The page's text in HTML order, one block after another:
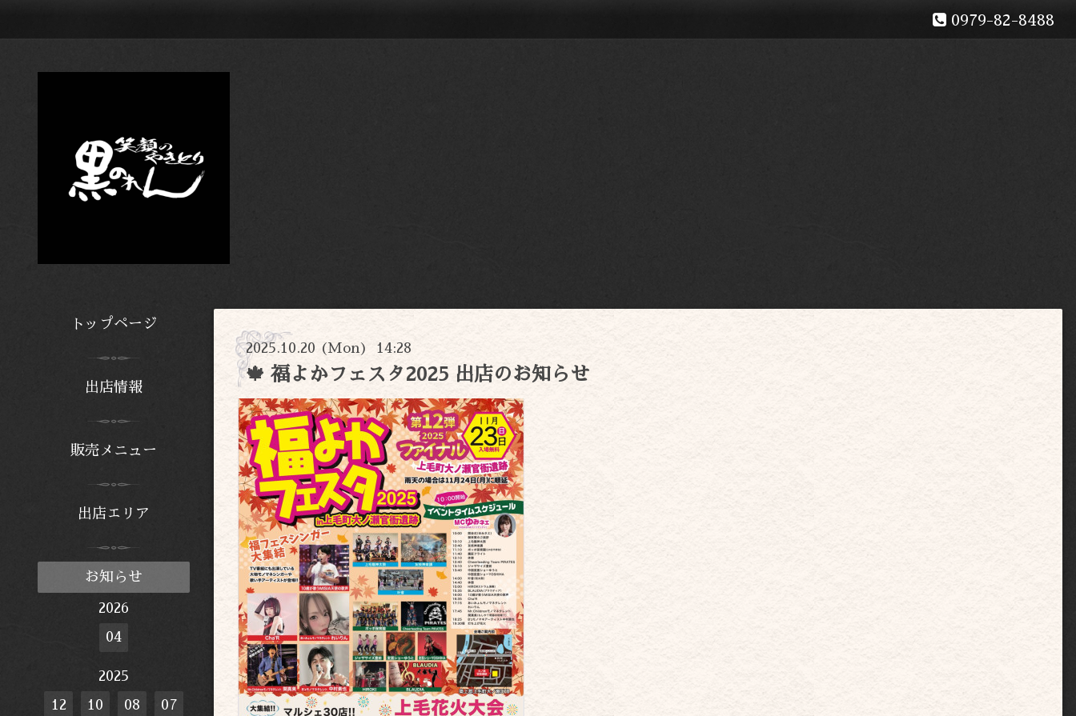
0979-82-8488
2025.10.20 (Mon) 14:28
🍁 福よかフェスタ2025 出店のお知らせ
トップページ
販売メニュー
出店エリア
お知らせ
2026
04
2025
12
10 08 07
出店情報